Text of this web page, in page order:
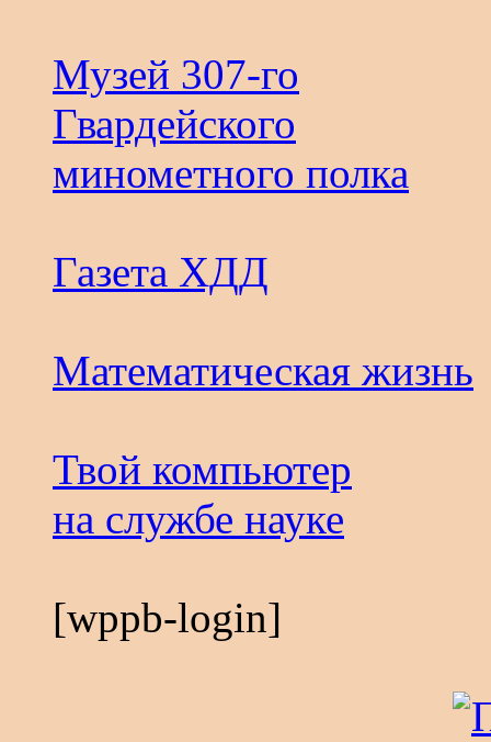
Музей 307-го
Гвардейского
минометного полка
Газета ХДД
Математическая жизнь
Твой компьютер
на службе науке
[wppb-login]